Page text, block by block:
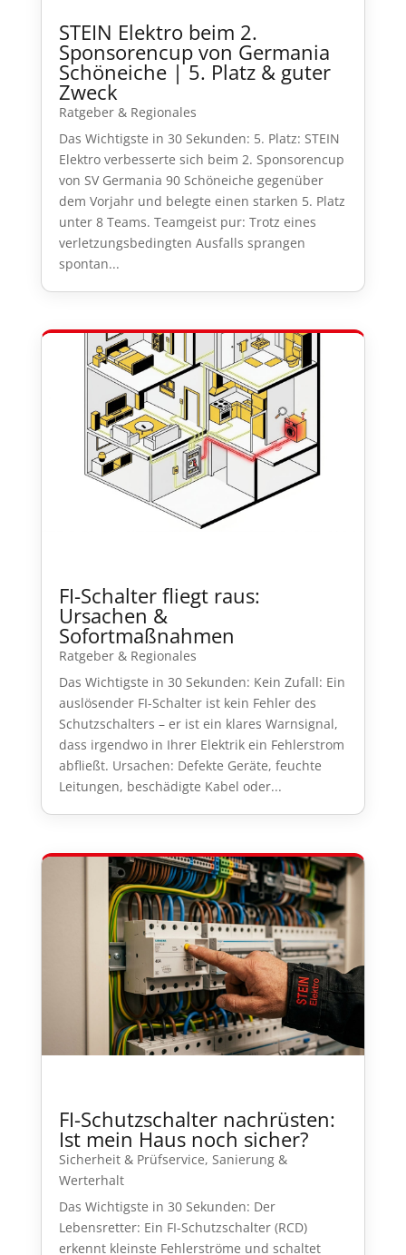
STEIN Elektro beim 2.
Sponsorencup von Germania
Schöneiche | 5. Platz & guter
Zweck
Ratgeber & Regionales
Das Wichtigste in 30 Sekunden: 5. Platz: STEIN
Elektro verbesserte sich beim 2. Sponsorencup
von SV Germania 90 Schöneiche gegenüber
dem Vorjahr und belegte einen starken 5. Platz
unter 8 Teams. Teamgeist pur: Trotz eines
verletzungsbedingten Ausfalls sprangen
spontan...
FI-Schalter fliegt raus:
Ursachen &
Sofortmaßnahmen
Ratgeber & Regionales
Das Wichtigste in 30 Sekunden: Kein Zufall: Ein
auslösender FI-Schalter ist kein Fehler des
Schutzschalters – er ist ein klares Warnsignal,
dass irgendwo in Ihrer Elektrik ein Fehlerstrom
abfließt. Ursachen: Defekte Geräte, feuchte
Leitungen, beschädigte Kabel oder...
FI-Schutzschalter nachrüsten:
Ist mein Haus noch sicher?
Sicherheit & Prüfservice, Sanierung &
Werterhalt
Das Wichtigste in 30 Sekunden: Der
Lebensretter: Ein FI-Schutzschalter (RCD)
erkennt kleinste Fehlerströme und schaltet